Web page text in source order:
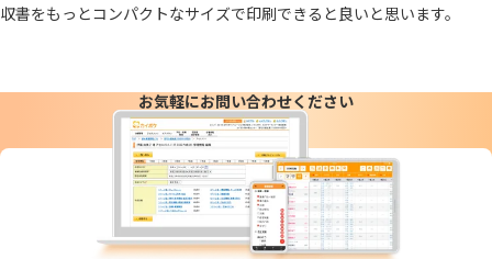
収書をもっとコンパクトなサイズで印刷できると良いと思います。
お気軽にお問い合わせください